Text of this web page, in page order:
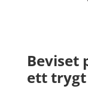
Beviset
ett trygt